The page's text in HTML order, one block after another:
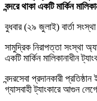
বন্দরে থাকা একটি মার্কিন
বুধবার (২৯ জুলাই) বার্তা
সামুদ্রিক নিরাপত্তা সংস্থা
একটি মার্কিন মালিকানাধীন
বন্দরসেবা প্রদানকারী
গ্যাসবাহী ট্যাংকারে আগুন